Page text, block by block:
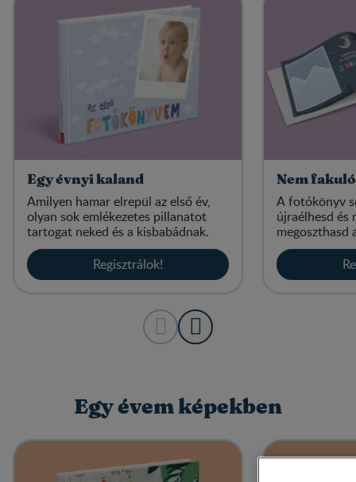
Egy évnyi kaland
Amilyen hamar elrepül az első év,
olyan sok emlékezetes pillanatot
tartogat neked és a kisbabádnak.
Regisztrálok!
Nem
A fotókönyv
újraélhesd és
megoszthasd
Egy évem képekben